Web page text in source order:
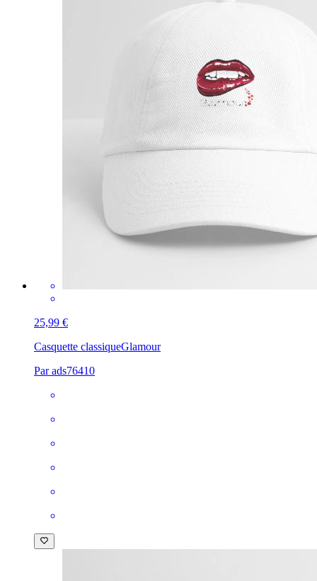
25,99 €
Casquette classiqueGlamour
Par ads76410